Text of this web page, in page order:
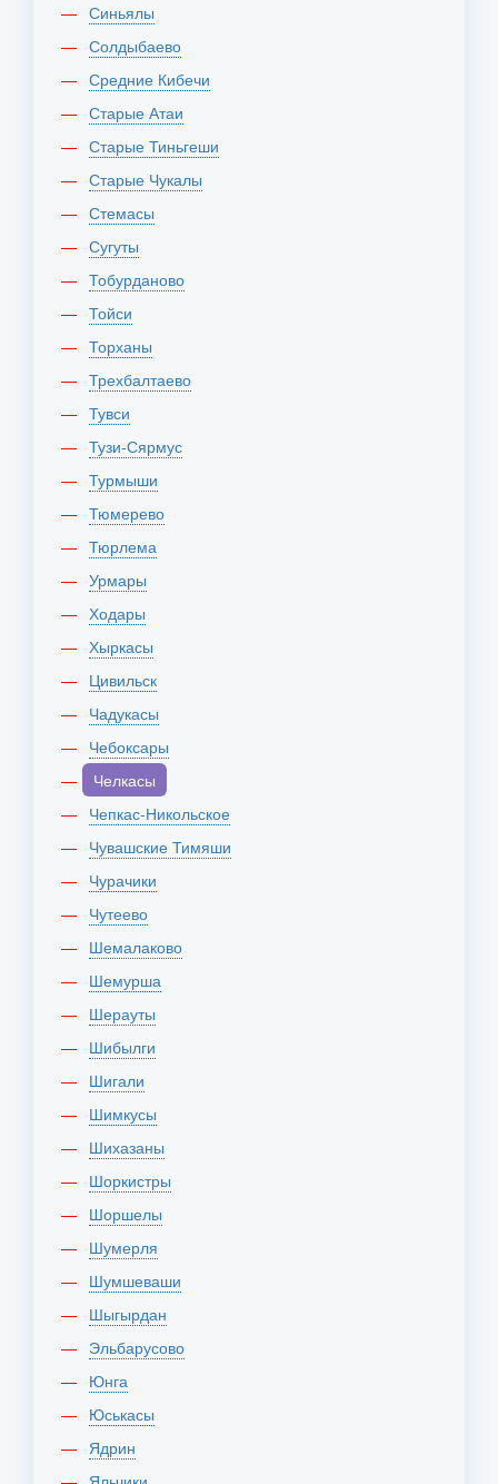
Синьялы
Солдыбаево
Средние Кибечи
Старые Атаи
Старые Тиньгеши
Старые Чукалы
Стемасы
Сугуты
Тобурданово
Тойси
Торханы
Трехбалтаево
Тувси
Тузи-Сярмус
Турмыши
Тюмерево
Тюрлема
Урмары
Ходары
Хыркасы
Цивильск
Чадукасы
Чебоксары
Челкасы
Чепкас-Никольское
Чувашские Тимяши
Чурачики
Чутеево
Шемалаково
Шемурша
Шерауты
Шибылги
Шигали
Шимкусы
Шихазаны
Шоркистры
Шоршелы
Шумерля
Шумшеваши
Шыгырдан
Эльбарусово
Юнга
Юськасы
Ядрин